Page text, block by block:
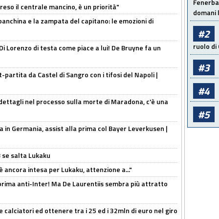
il centrale mancino, è un priorità"
e la zampata del capitano: le emozioni di
Lorenzo di testa come piace a lui! De Bruyne fa un
partita da Castel di Sangro con i tifosi del Napoli |
nel processo sulla morte di Maradona, c'è una
Germania, assist alla prima col Bayer Leverkusen |
salta Lukaku
ancora intesa per Lukaku, attenzione a..."
anti-Inter! Ma De Laurentiis sembra più attratto
calciatori ed ottenere tra i 25 ed i 32mln di euro nel giro
#2
ruolo di
#3
#4
#5